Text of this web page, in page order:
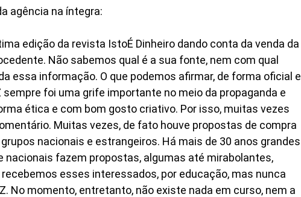
agência na íntegra:
edição da revista IstoÉ Dinheiro dando conta da venda da
Não sabemos qual é a sua fonte, nem com qual
essa informação. O que podemos afirmar, de forma oficial e
sempre foi uma grife importante no meio da propaganda e
ética e com bom gosto criativo. Por isso, muitas vezes
Muitas vezes, de fato houve propostas de compra
nacionais e estrangeiros. Há mais de 30 anos grandes
nacionais fazem propostas, algumas até mirabolantes,
esses interessados, por educação, mas nunca
No momento, entretanto, não existe nada em curso, nem a